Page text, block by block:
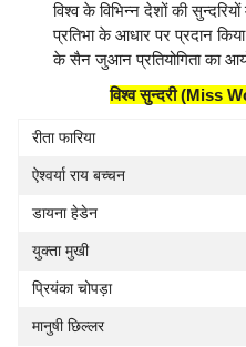
विश्व के विभिन्न देशों की
प्रतिभा के आधार पर प्रदान किया
के सैन जुआन प्रतियोगिता का
विश्व सुन्दरी (Miss
रीता फारिया
ऐश्वर्या राय बच्चन
डायना हेडेन
युक्ता मुखी
प्रियंका चोपड़ा
मानुषी छिल्लर